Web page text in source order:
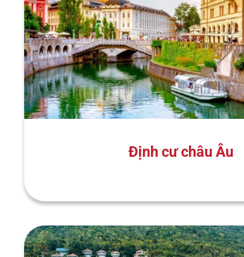
Định cư châu Âu